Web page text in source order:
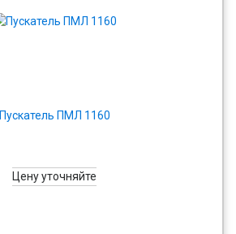
Пускатель ПМЛ 1160
Цену уточняйте